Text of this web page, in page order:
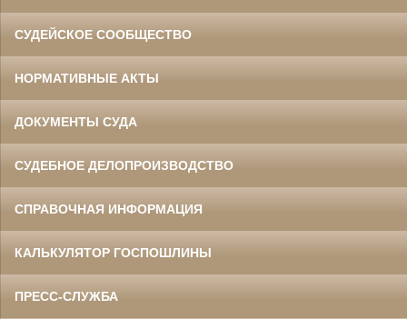
СУДЕЙСКОЕ СООБЩЕСТВО
НОРМАТИВНЫЕ АКТЫ
ДОКУМЕНТЫ СУДА
СУДЕБНОЕ ДЕЛОПРОИЗВОДСТВО
СПРАВОЧНАЯ ИНФОРМАЦИЯ
КАЛЬКУЛЯТОР ГОСПОШЛИНЫ
ПРЕСС-СЛУЖБА